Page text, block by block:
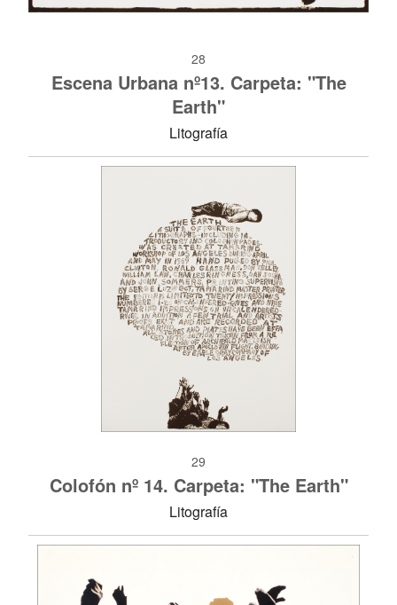
28
Escena Urbana nº13. Carpeta: "The
Earth"
Litografía
29
Colofón nº 14. Carpeta: "The Earth"
Litografía